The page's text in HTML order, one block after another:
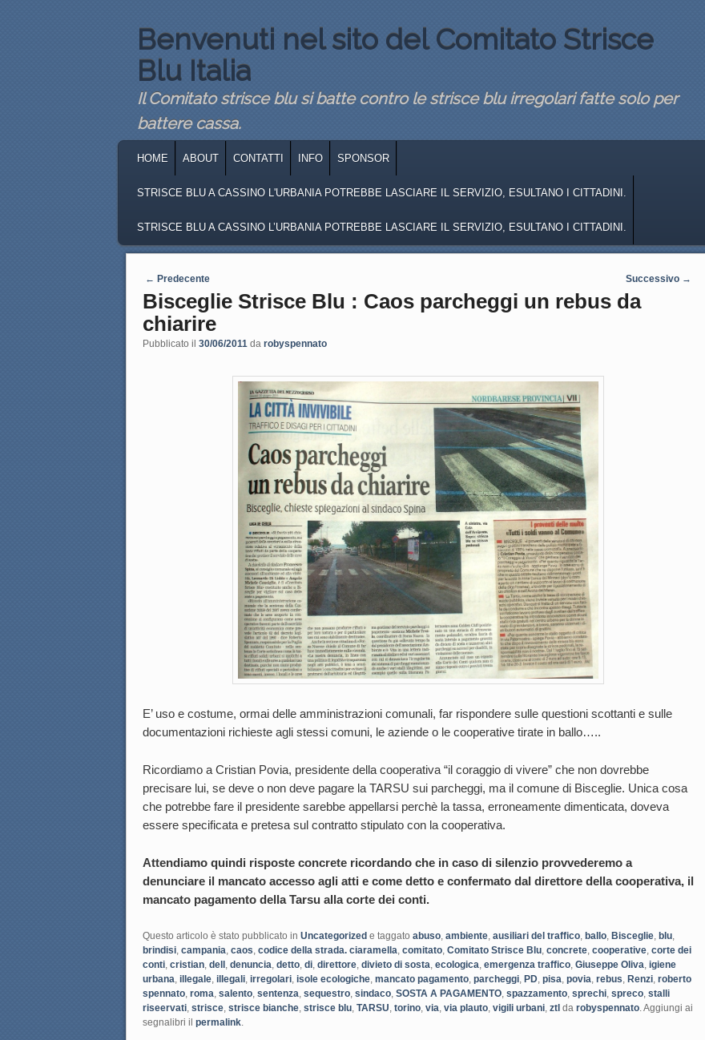
Benvenuti nel sito del Comitato Strisce
Blu Italia
Il Comitato strisce blu si batte contro le strisce blu irregolari fatte solo per
battere cassa.
VAI AL CONTENUTO PRINCIPALE
VAI AL CONTENUTO SECONDARIO
HOME ABOUT CONTATTI INFO SPONSOR
STRISCE BLU A CASSINO L'URBANIA POTREBBE LASCIARE IL SERVIZIO, ESULTANO I CITTADINI.
STRISCE BLU A CASSINO L’URBANIA POTREBBE LASCIARE IL SERVIZIO, ESULTANO I CITTADINI.
Navigazione articoli
← Predecente Successivo →
Bisceglie Strisce Blu : Caos parcheggi un rebus da
chiarire
Pubblicato il 30/06/2011 da robyspennato
E’ uso e costume, ormai delle amministrazioni comunali, far rispondere sulle questioni scottanti e sulle
documentazioni richieste agli stessi comuni, le aziende o le cooperative tirate in ballo…..
Ricordiamo a Cristian Povia, presidente della cooperativa “il coraggio di vivere” che non dovrebbe
precisare lui, se deve o non deve pagare la TARSU sui parcheggi, ma il comune di Bisceglie. Unica cosa
che potrebbe fare il presidente sarebbe appellarsi perchè la tassa, erroneamente dimenticata, doveva
essere specificata e pretesa sul contratto stipulato con la cooperativa.
Attendiamo quindi risposte concrete ricordando che in caso di silenzio provvederemo a
denunciare il mancato accesso agli atti e come detto e confermato dal direttore della cooperativa, il
mancato pagamento della Tarsu alla corte dei conti.
Questo articolo è stato pubblicato in Uncategorized e taggato abuso ambiente ausiliari del traffico ballo Bisceglie blu
brindisi campania caos codice della strada. ciaramella comitato Comitato Strisce Blu concrete cooperative corte dei
conti cristian dell denuncia detto di direttore divieto di sosta ecologica emergenza traffico Giuseppe Oliva igiene
urbana illegale illegali irregolari isole ecologiche mancato pagamento parcheggi PD pisa povia rebus Renzi roberto
spennato roma salento sentenza sequestro sindaco SOSTA A PAGAMENTO spazzamento sprechi spreco stalli
riseervati strisce strisce bianche strisce blu TARSU torino via via plauto vigili urbani ztl da robyspennato . Aggiungi ai
segnalibri il permalink